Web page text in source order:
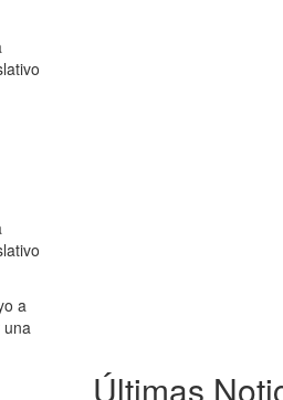
a
una
Últimas